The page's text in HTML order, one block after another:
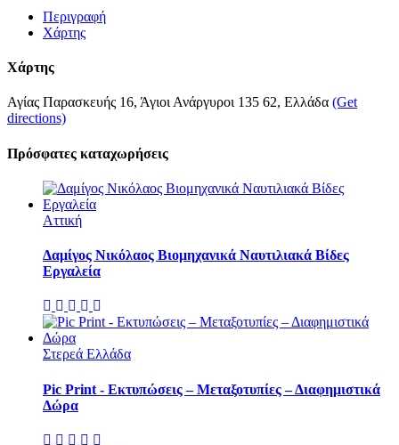
Περιγραφή
Χάρτης
Χάρτης
Αγίας Παρασκευής 16, Άγιοι Ανάργυροι 135 62, Ελλάδα (Get
directions)
Πρόσφατες καταχωρήσεις
Αττική
Δαμίγος Νικόλαος Βιομηχανικά Ναυτιλιακά Βίδες
Εργαλεία
Στερεά Ελλάδα
Pic Print - Εκτυπώσεις – Μεταξοτυπίες – Διαφημιστικά
Δώρα